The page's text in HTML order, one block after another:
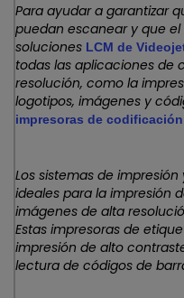
Para ayudar a garantizar
puedan escanear y que
soluciones LCM de
todas las aplicaciones de
resolución, como la
logotipos, imágenes y
impresoras de
Los sistemas de
ideales para la impresión
imágenes de alta
Estas impresoras de
impresión de alto
lectura de códigos de